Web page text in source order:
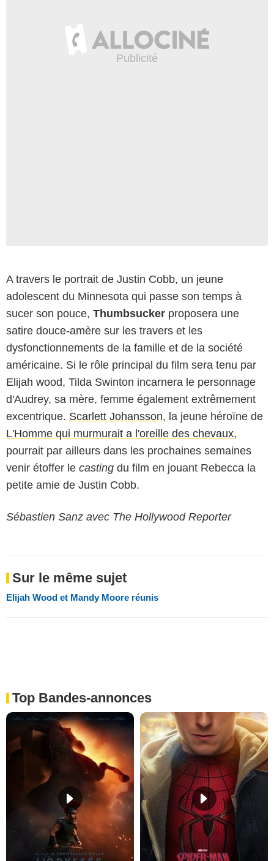
A travers le portrait de Justin Cobb, un jeune
adolescent du Minnesota qui passe son temps à
sucer son pouce, Thumbsucker proposera une
satire douce-amère sur les travers et les
dysfonctionnements de la famille et de la société
américaine. Si le rôle principal du film sera tenu par
Elijah wood, Tilda Swinton incarnera le personnage
d'Audrey, sa mère, femme également extrêmement
excentrique. Scarlett Johansson, la jeune héroïne de
L'Homme qui murmurait a l'oreille des chevaux,
pourrait par ailleurs dans les prochaines semaines
venir étoffer le casting du film en jouant Rebecca la
petite amie de Justin Cobb.
Sébastien Sanz avec The Hollywood Reporter
Sur le même sujet
Elijah Wood et Mandy Moore réunis
Top Bandes-annonces